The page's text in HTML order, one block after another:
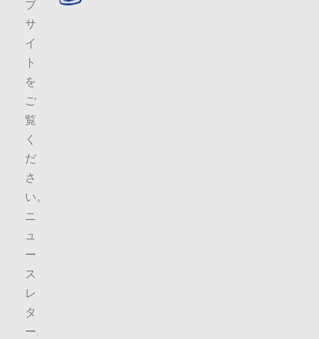
ブ
サ
イ
ト
を
ご
覧
く
だ
さ
い。
ニ
ュ
ー
ス
レ
タ
ー.